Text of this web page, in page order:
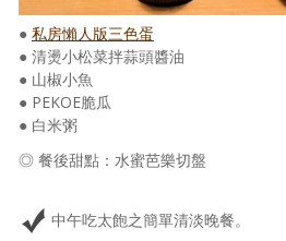
關於Yilan
個人著作
活動實況記錄
合作與代言
● 私房懶人版三色蛋
● 清燙小松菜拌蒜頭醬油
● 山椒小魚
● PEKOE脆瓜
● 白米粥
◎ 餐後甜點：水蜜芭樂切盤
中午吃太飽之簡單清淡晚餐。